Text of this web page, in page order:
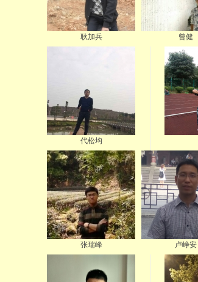
耿加兵 曾健
代松均
张瑞峰 卢峥安